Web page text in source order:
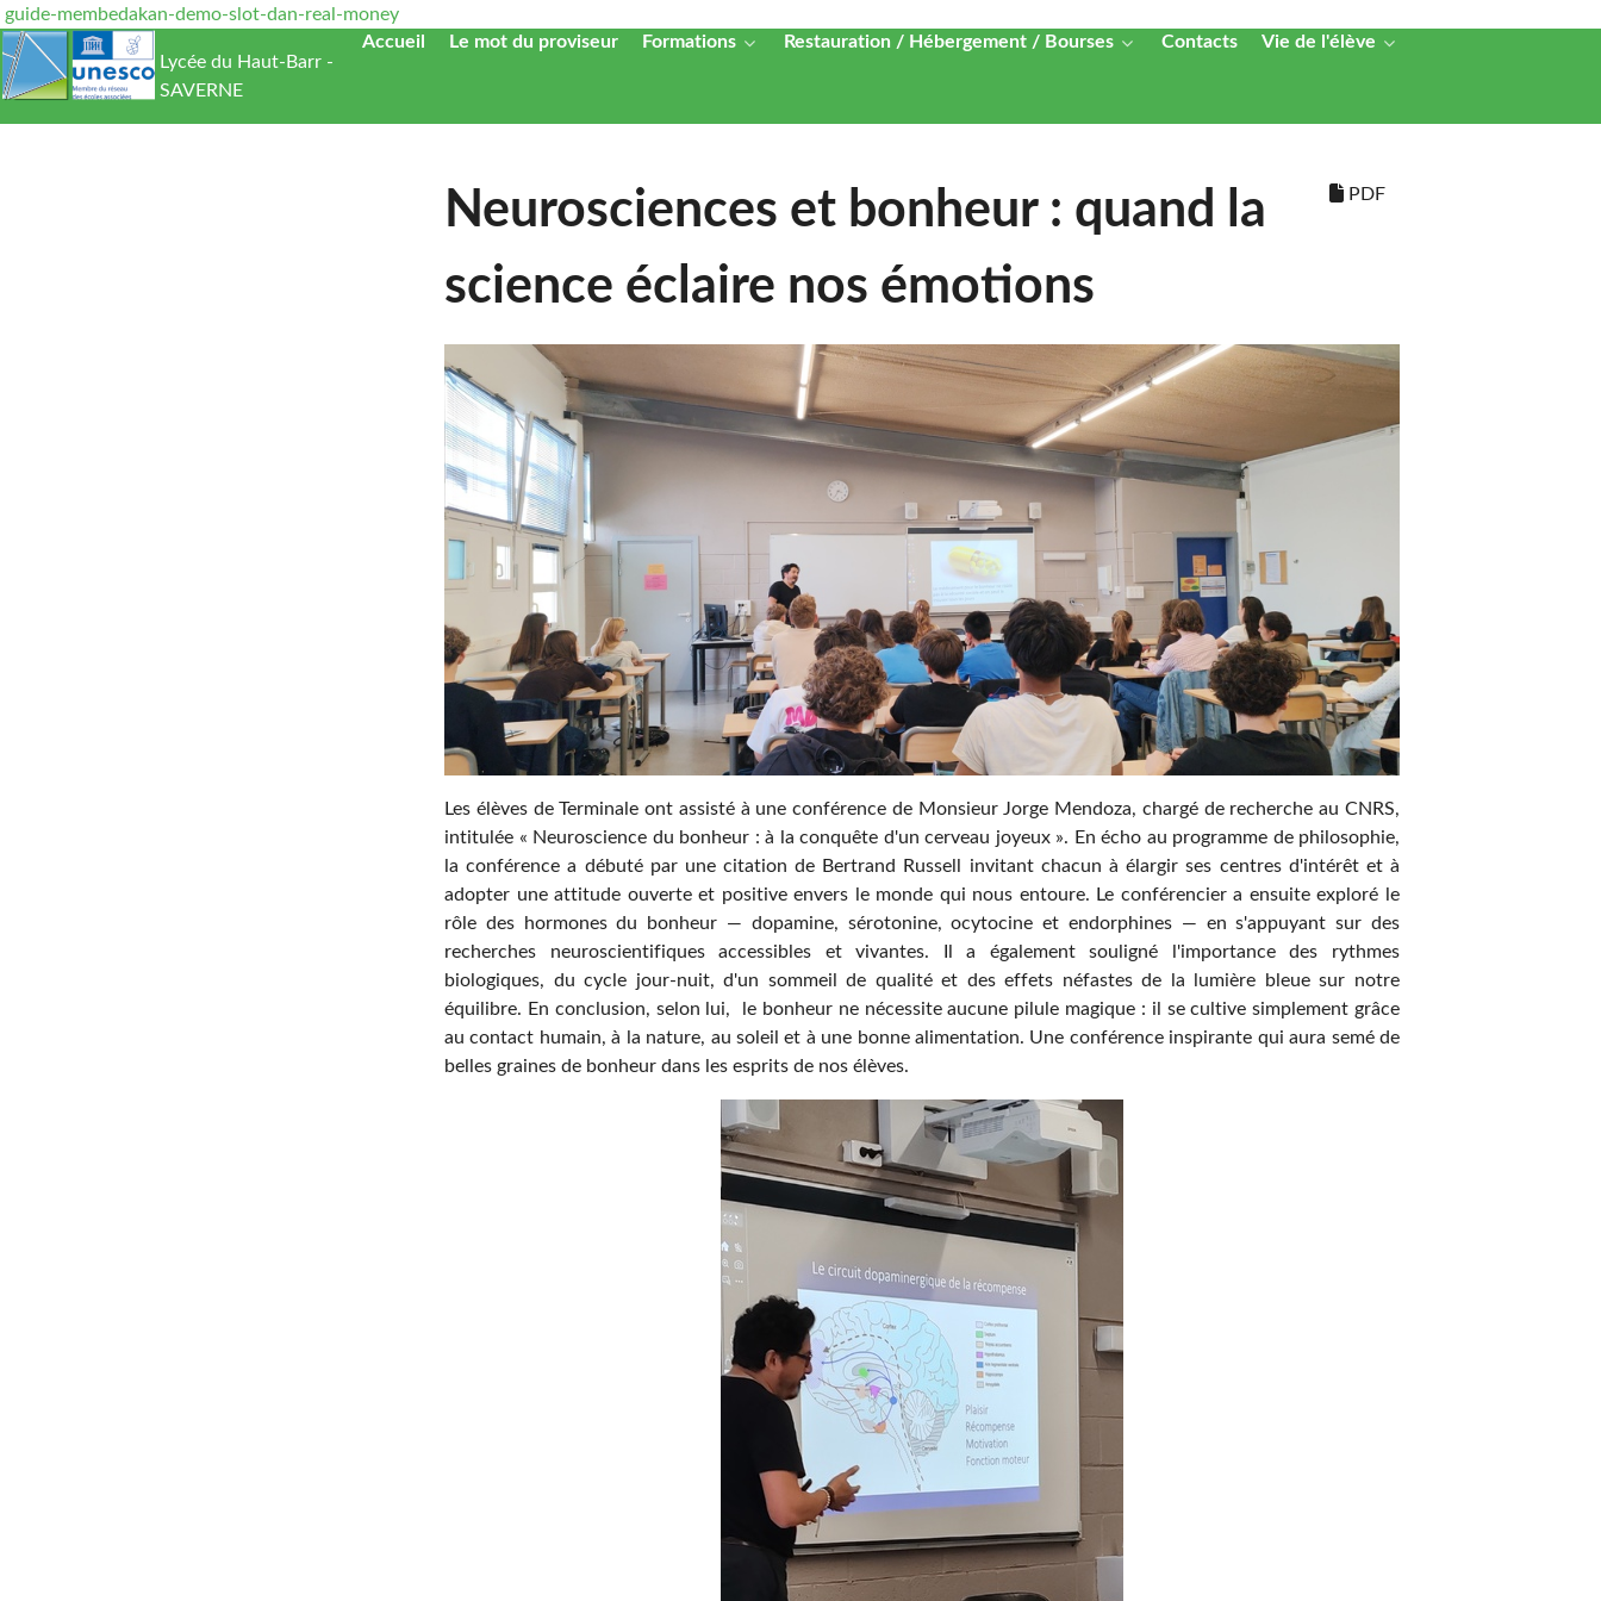
guide-membedakan-demo-slot-dan-real-money
Lycée du Haut-Barr -
SAVERNE
Accueil Le mot du proviseur Formations Restauration / Hébergement / Bourses Contacts Vie de l'élève
PDF
Neurosciences et bonheur : quand la
science éclaire nos émotions
Les élèves de Terminale ont assisté à une conférence de Monsieur Jorge Mendoza, chargé de recherche au CNRS,
intitulée « Neuroscience du bonheur : à la conquête d'un cerveau joyeux ». En écho au programme de philosophie,
la conférence a débuté par une citation de Bertrand Russell invitant chacun à élargir ses centres d'intérêt et à
adopter une attitude ouverte et positive envers le monde qui nous entoure. Le conférencier a ensuite exploré le
rôle des hormones du bonheur — dopamine, sérotonine, ocytocine et endorphines — en s'appuyant sur des
recherches neuroscientifiques accessibles et vivantes. Il a également souligné l'importance des rythmes
biologiques, du cycle jour-nuit, d'un sommeil de qualité et des effets néfastes de la lumière bleue sur notre
équilibre. En conclusion, selon lui, le bonheur ne nécessite aucune pilule magique : il se cultive simplement grâce
au contact humain, à la nature, au soleil et à une bonne alimentation. Une conférence inspirante qui aura semé de
belles graines de bonheur dans les esprits de nos élèves.